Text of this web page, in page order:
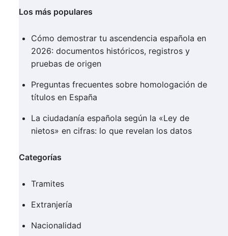
Los más populares
Cómo demostrar tu ascendencia española en
2026: documentos históricos, registros y
pruebas de origen
Preguntas frecuentes sobre homologación de
títulos en España
La ciudadanía española según la «Ley de
nietos» en cifras: lo que revelan los datos
Categorías
Tramites
Extranjería
Nacionalidad